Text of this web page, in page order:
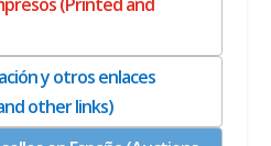
y otros enlaces
other links)